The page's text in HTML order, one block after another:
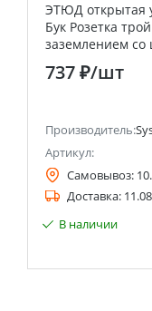
Schneider Electric)
ЭТЮД открытая
Бук Розетка
заземлением со
16А 250B
(Schneider
737 ₽/шт
Производитель:
Артикул:
Самовывоз:
Доставка:
В наличии